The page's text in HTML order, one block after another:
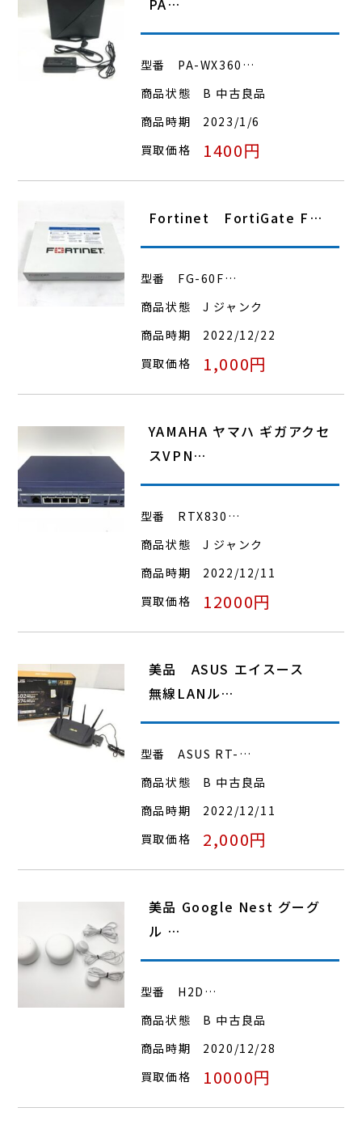
型番
PA-WX360…
商品状態
B 中古良品
商品時期
2023/1/6
買取価格
1400円
Fortinet FortiGate F…
型番
FG-60F…
商品状態
J ジャンク
商品時期
2022/12/22
買取価格
1,000円
YAMAHA ヤマハ ギガアクセ
スVPN…
型番
RTX830…
商品状態
J ジャンク
商品時期
2022/12/11
買取価格
12000円
美品 ASUS エイスース
無線LANル…
型番
ASUS RT-…
商品状態
B 中古良品
商品時期
2022/12/11
買取価格
2,000円
美品 Google Nest グーグ
ル …
型番
H2D…
商品状態
B 中古良品
商品時期
2020/12/28
買取価格
10000円